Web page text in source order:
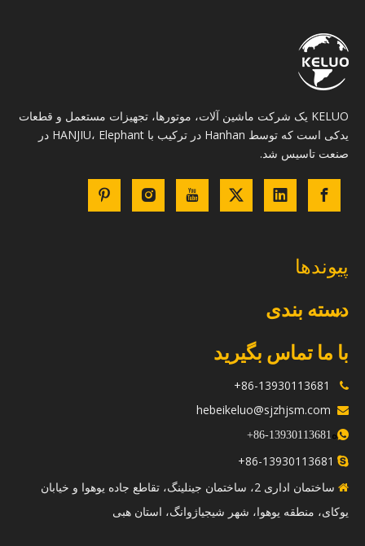
KELUO یک شرکت ماشین آلات، موتورها، تجهیزات مستعمل و قطعات
یدکی است که توسط Hanhan در ترکیب با HANJIU، Elephant در
صنعت تاسیس شد.
پیوندها
دسته بندی
با ما تماس بگیرید


hebeikeluo@sjzhjsm.com
ه 13930113681-86
+


ساختمان اداری 2، ساختمان جینلینگ، تقاطع جاده یوهوا و خیابان
یوکای، منطقه یوهوا، شهر شیجیاژوانگ، استان هبی